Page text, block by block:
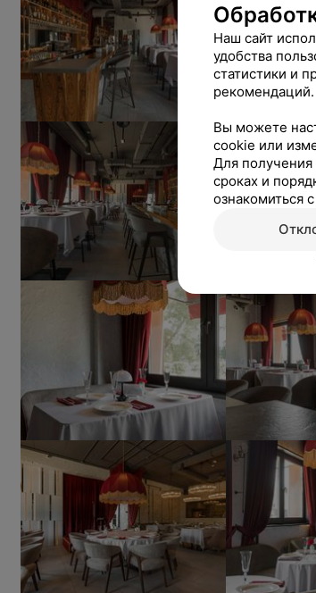
Наш сайт
удобства
статистики и
рекомендаций.
Вы можете
cookie или
Для
сроках и
ознакомиться